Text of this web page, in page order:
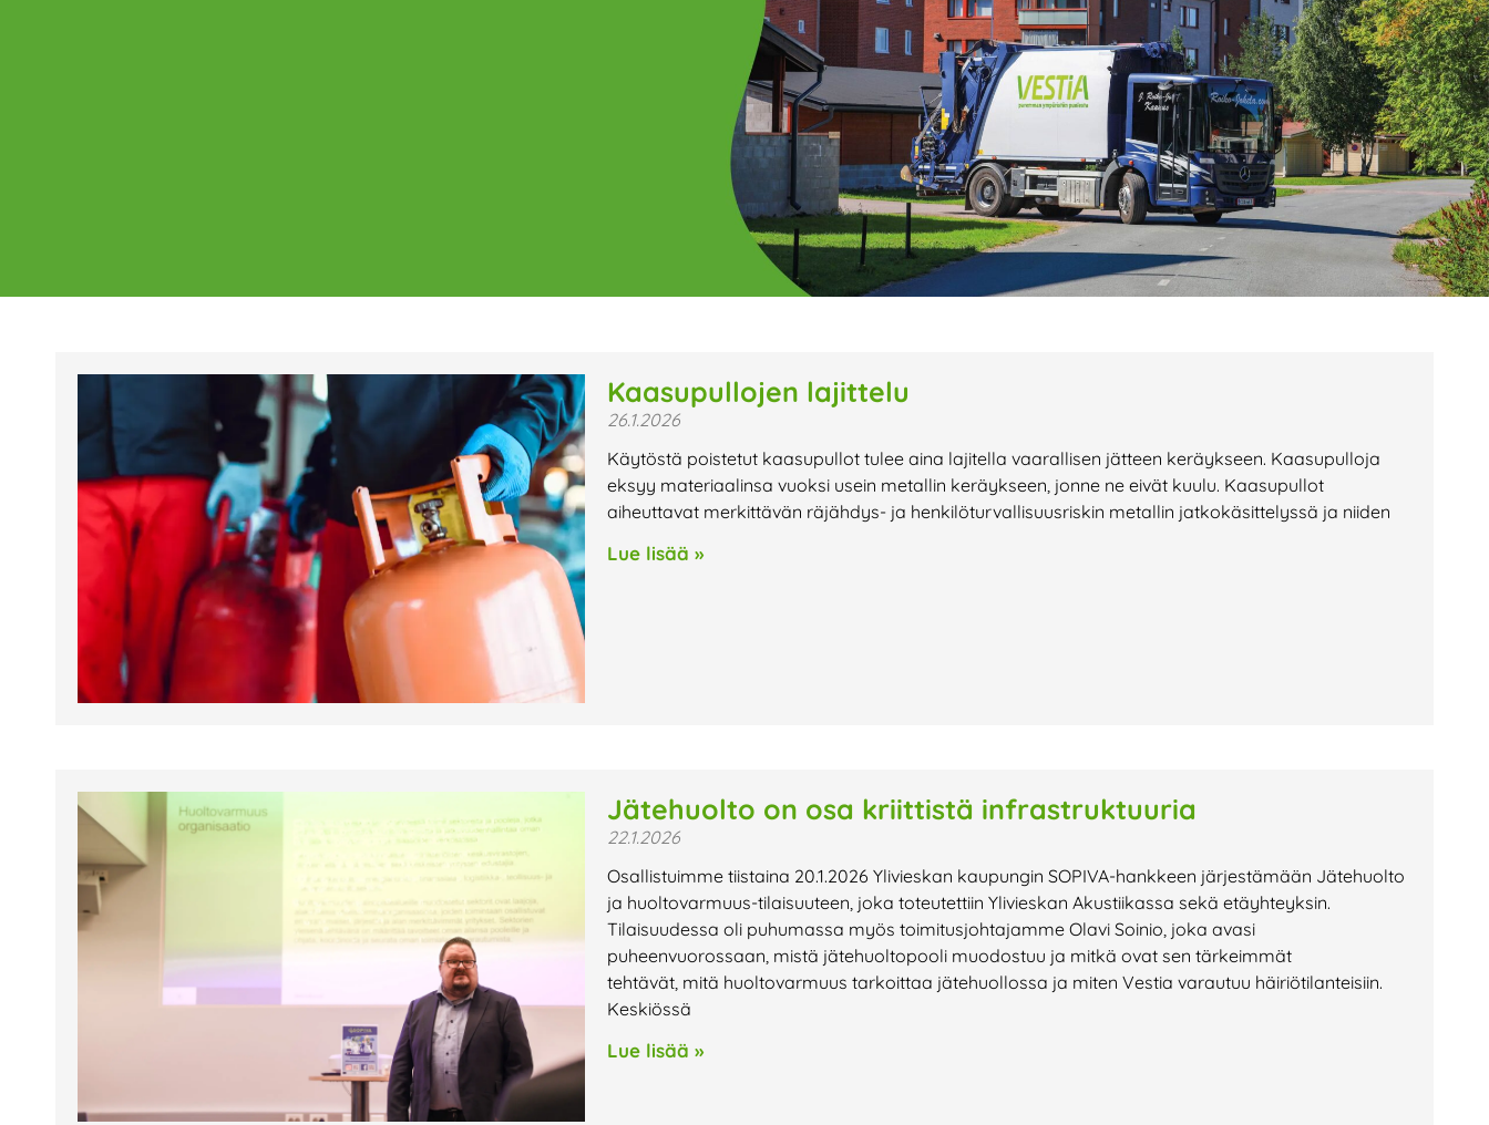
Ajankohtaista
Tältä sivulta löydät Vestian ajankohtaiset uutiset,
mahdolliset poikkeukset aukioloajoissa ja lähiaikojen
tapahtumat.
Kaasupullojen lajittelu
26.1.2026
Käytöstä poistetut kaasupullot tulee aina lajitella vaarallisen jätteen keräykseen. Kaasupulloja
eksyy materiaalinsa vuoksi usein metallin keräykseen, jonne ne eivät kuulu. Kaasupullot
aiheuttavat merkittävän räjähdys- ja henkilöturvallisuusriskin metallin jatkokäsittelyssä ja niiden
Lue lisää »
Jätehuolto on osa kriittistä infrastruktuuria
22.1.2026
Osallistuimme tiistaina 20.1.2026 Ylivieskan kaupungin SOPIVA-hankkeen järjestämään Jätehuolto
ja huoltovarmuus-tilaisuuteen, joka toteutettiin Ylivieskan Akustiikassa sekä etäyhteyksin.
Tilaisuudessa oli puhumassa myös toimitusjohtajamme Olavi Soinio, joka avasi
puheenvuorossaan, mistä jätehuoltopooli muodostuu ja mitkä ovat sen tärkeimmät
tehtävät, mitä huoltovarmuus tarkoittaa jätehuollossa ja miten Vestia varautuu häiriötilanteisiin.
Keskiössä
Lue lisää »
PagePagePagePagePage